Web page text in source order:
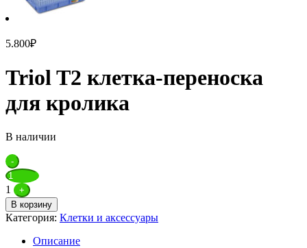
5.800₽
Triol T2 клетка-переноска
для кролика
В наличии
Quantity
-
1
+
В корзину
Категория: Клетки и аксессуары
Описание